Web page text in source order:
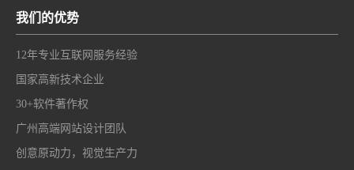
我们的优势
12年专业互联网服务经验
国家高新技术企业
30+软件著作权
广州高端网站设计团队
创意原动力，视觉生产力